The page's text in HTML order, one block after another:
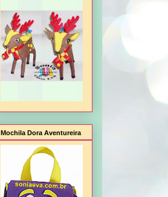
Mochila Dora Aventureira